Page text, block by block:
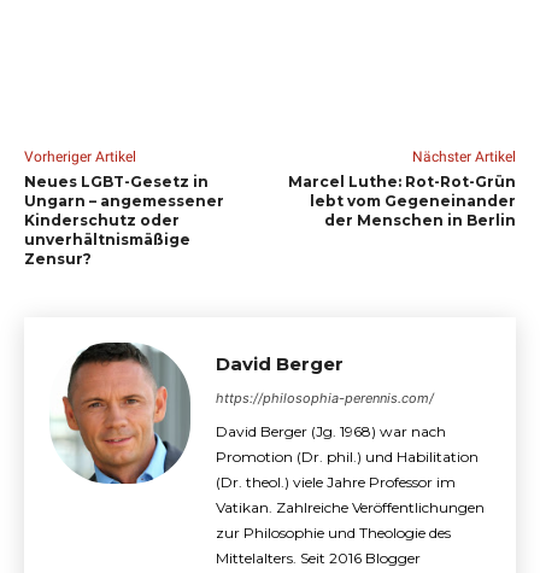
Vorheriger Artikel
Neues LGBT-Gesetz in
Ungarn – angemessener
Kinderschutz oder
unverhältnismäßige
Zensur?
Nächster Artikel
Marcel Luthe: Rot-Rot-Grün
lebt vom Gegeneinander
der Menschen in Berlin
David Berger
https://philosophia-perennis.com/
David Berger (Jg. 1968) war nach
Promotion (Dr. phil.) und Habilitation
(Dr. theol.) viele Jahre Professor im
Vatikan. Zahlreiche Veröffentlichungen
zur Philosophie und Theologie des
Mittelalters. Seit 2016 Blogger